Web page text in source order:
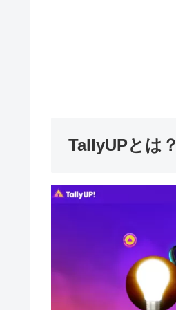
TallyUPとは？